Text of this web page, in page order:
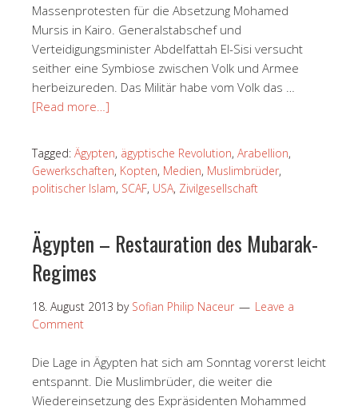
Massenprotesten für die Absetzung Mohamed
Mursis in Kairo. Generalstabschef und
Verteidigungsminister Abdelfattah El-Sisi versucht
seither eine Symbiose zwischen Volk und Armee
herbeizureden. Das Militär habe vom Volk das …
[Read more…]
Tagged: Ägypten, ägyptische Revolution, Arabellion,
Gewerkschaften, Kopten, Medien, Muslimbrüder,
politischer Islam, SCAF, USA, Zivilgesellschaft
Ägypten – Restauration des Mubarak-
Regimes
18. August 2013 by Sofian Philip Naceur
Leave a
Comment
Die Lage in Ägypten hat sich am Sonntag vorerst leicht
entspannt. Die Muslimbrüder, die weiter die
Wiedereinsetzung des Expräsidenten Mohammed